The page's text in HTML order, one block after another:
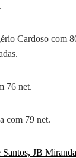
Cardoso com
76 net.
com 79 net.